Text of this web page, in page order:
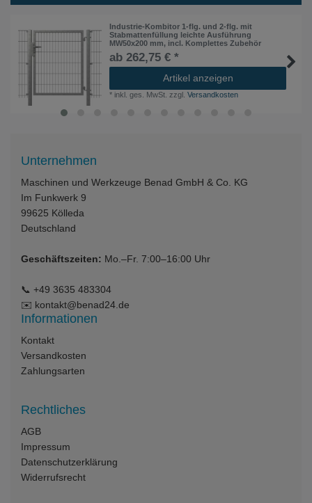
Industrie-Kombitor 1-flg. und 2-flg. mit
Stabmattenfüllung leichte Ausführung
MW50x200 mm, incl. Komplettes Zubehör
ab 262,75 € *
Artikel anzeigen
* inkl. ges. MwSt. zzgl.Versandkosten
Unternehmen
Maschinen und Werkzeuge Benad GmbH & Co. KG
Im Funkwerk 9
99625 Kölleda
Deutschland
Geschäftszeiten: Mo.–Fr. 7:00–16:00 Uhr
📞 +49 3635 483304
✉️ kontakt@benad24.de
Informationen
Kontakt
Versandkosten
Zahlungsarten
Rechtliches
AGB
Impressum
Datenschutzerklärung
Widerrufsrecht